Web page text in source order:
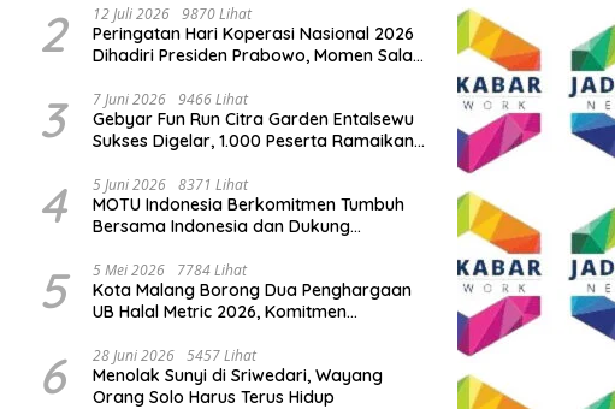
Indonesia
2 12 Juli 2026 9870 Lihat
Peringatan Hari Koperasi Nasional 2026
Dihadiri Presiden Prabowo, Momen Salam
3 7 Juni 2026 9466 Lihat
Gebyar Fun Run Citra Garden Entalsewu
Sukses Digelar, 1.000 Peserta Ramaikan
4 5 Juni 2026 8371 Lihat
MOTU Indonesia Berkomitmen Tumbuh
Bersama Indonesia dan Dukung
5 5 Mei 2026 7784 Lihat
Kota Malang Borong Dua Penghargaan
UB Halal Metric 2026, Komitmen
6 28 Juni 2026 5457 Lihat
Menolak Sunyi di Sriwedari, Wayang
Orang Solo Harus Terus Hidup